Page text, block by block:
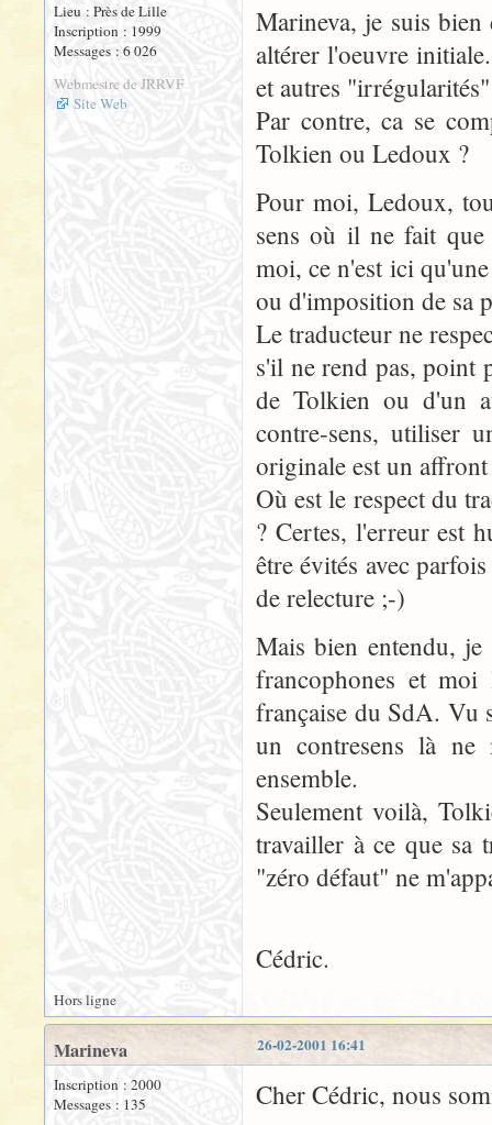
Lieu : Près de Lille
Inscription : 1999
Messages : 6 026
Webmestre de JRRVF
Site Web
Marineva, je suis
altérer l'oeuvre
et autres
Par contre, ca se
Tolkien ou Ledoux ?
Pour moi, Ledoux,
sens où il ne fait
moi, ce n'est ici
ou d'imposition de sa
Le traducteur ne
s'il ne rend pas, point
de Tolkien ou d'un
contre-sens, utiliser
originale est un
Où est le respect du
? Certes, l'erreur est
être évités avec
de relecture ;-)
Mais bien entendu,
francophones et
française du SdA. Vu
un contresens là ne
ensemble.
Seulement voilà,
travailler à ce que sa
"zéro défaut" ne
Cédric.
Hors ligne
26-02-2001 16:41
Marineva
Inscription : 2000
Messages : 135
Cher Cédric, nous